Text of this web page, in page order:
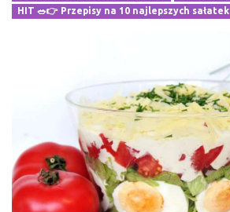
HIT 🥗👉 Przepisy na 10 najlepszych sałatek